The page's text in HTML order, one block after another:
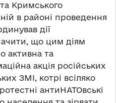
Кримського
в районі проведення
дії
що цим діям
активна та
акція російських
ЗМІ, котрі всіляко
антиНАТОвські